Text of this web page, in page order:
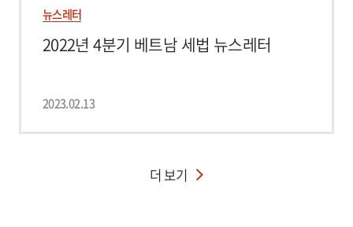
뉴스레터
2022년 4분기 베트남 세법 뉴스레터
2023.02.13
더 보기